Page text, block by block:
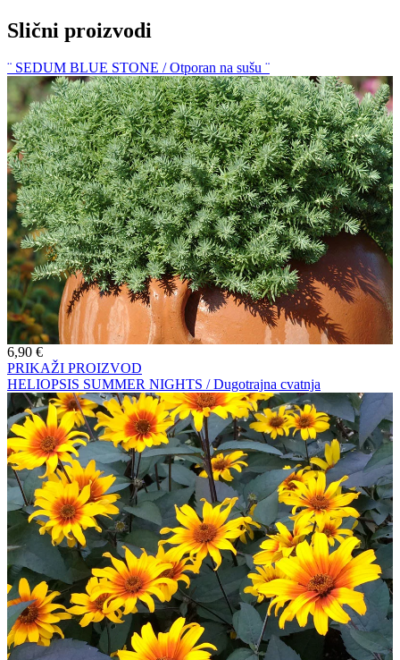
Slični proizvodi
¨ SEDUM BLUE STONE / Otporan na sušu ¨
6,90 €
PRIKAŽI PROIZVOD
HELIOPSIS SUMMER NIGHTS / Dugotrajna cvatnja